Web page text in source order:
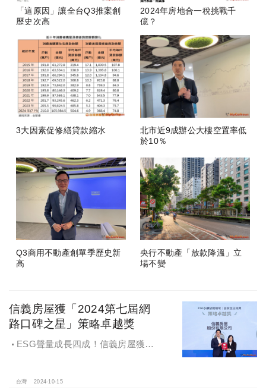
「這原因」讓全台Q3推案創
歷史次高
2024年房地合一稅挑戰千
億？
3大因素促修繕貸款縮水
北市近9成辦公大樓空置率低
於10％
Q3商用不動產創單季歷史新
高
央行不動產「放款降溫」立
場不變
信義房屋獲「2024第七屆網
路口碑之星」策略卓越獎
ESG聲量成長四成！信義房屋獲
台灣 2024-10-15